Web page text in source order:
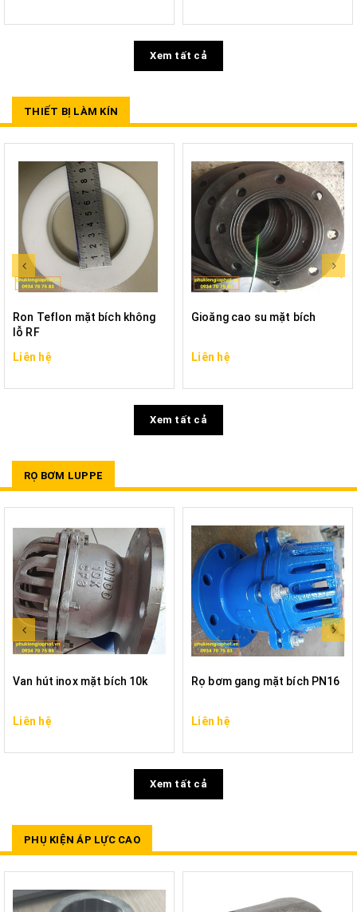
Xem tất cả
THIẾT BỊ LÀM KÍN
Ron Teflon mặt bích không
lỗ RF
Liên hệ
Gioăng cao su mặt bích
Liên hệ
Xem tất cả
RỌ BƠM LUPPE
Van hút inox mặt bích 10k
Liên hệ
Rọ bơm gang mặt bích PN16
Liên hệ
Xem tất cả
PHỤ KIỆN ÁP LỰC CAO